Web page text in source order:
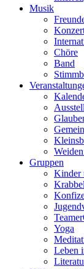
Musik
Chöre
Band
Gruppen
Kinder
Yoga
Leben